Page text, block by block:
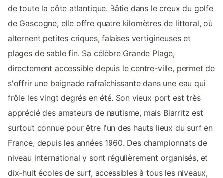
de toute la côte atlantique. Bâtie dans le creux du golfe
de Gascogne, elle offre quatre kilomètres de littoral, où
alternent petites criques, falaises vertigineuses et
plages de sable fin. Sa célèbre Grande Plage,
directement accessible depuis le centre-ville, permet de
s'offrir une baignade rafraîchissante dans une eau qui
frôle les vingt degrés en été. Son vieux port est très
apprécié des amateurs de nautisme, mais Biarritz est
surtout connue pour être l'un des hauts lieux du surf en
France, depuis les années 1960. Des championnats de
niveau international y sont régulièrement organisés, et
dix-huit écoles de surf, accessibles à tous les niveaux,